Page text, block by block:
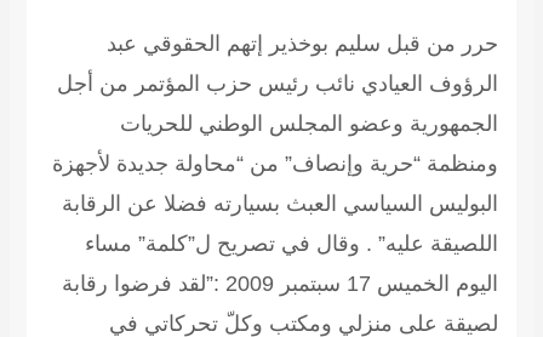
حرر من قبل سليم بوخذير إتهم الحقوقي عبد
الرؤوف العيادي نائب رئيس حزب المؤتمر من أجل
الجمهورية وعضو المجلس الوطني للحريات
ومنظمة “حرية وإنصاف” من “محاولة جديدة لأجهزة
البوليس السياسي العبث بسيارته فضلا عن الرقابة
اللصيقة عليه” . وقال في تصريح ل”كلمة” مساء
اليوم الخميس 17 سبتمبر 2009 :”لقد فرضوا رقابة
لصيقة على منزلي ومكتب وكلّ تحركاتي في